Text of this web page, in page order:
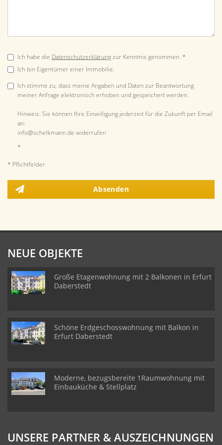
Ich habe die Datenschutzerklärungzur Kenntnis genommen. *
Ich bin Eigentümer einer Immobilie.
Ich stimme zu, dass meine Angaben und Daten zur Beantwortung
meiner Anfrage elektronisch erhoben und gespeichert werden.
Hinweis: Sie können Ihre Einwilligung jederzeit für die Zukunft per Email
an:
info@schelkmann.de widerrufen
*
* Pflichtfelder
Absenden
NEUE OBJEKTE
Große Etagenwohnung mit 2 Balkonen in Erfurt
Daberstedt
Schöne Erdgeschosswohnung mit Balkon in
Erfurt Daberstedt
Moderne, bezugsbereite 1Raumwohnung mit
Einbauküche & Stellplatz
UNSERE PARTNER & AUSZEICHNUNGEN